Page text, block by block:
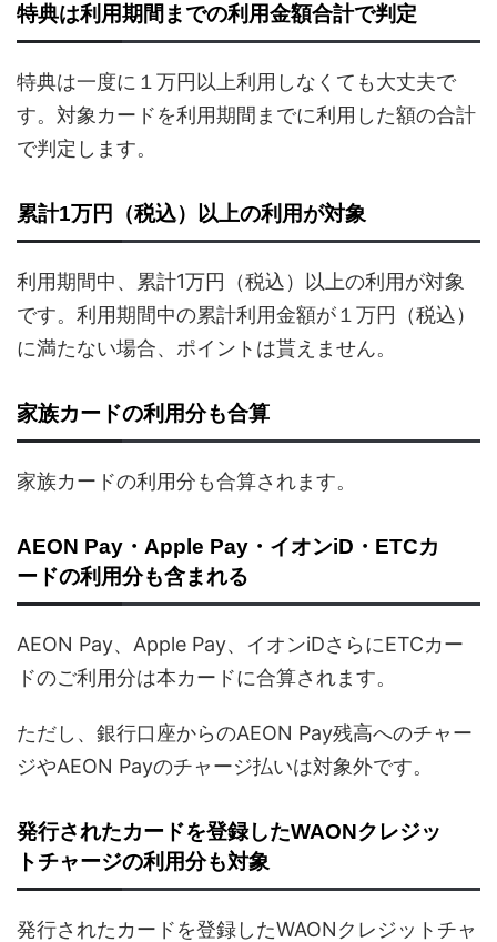
特典は利用期間までの利用金額合計で判定
特典は一度に１万円以上利用しなくても大丈夫で
す。対象カードを利用期間までに利用した額の合計
で判定します。
累計1万円（税込）以上の利用が対象
利用期間中、累計1万円（税込）以上の利用が対象
です。利用期間中の累計利用金額が１万円（税込）
に満たない場合、ポイントは貰えません。
家族カードの利用分も合算
家族カードの利用分も合算されます。
AEON Pay・Apple Pay・イオンiD・ETCカ
ードの利用分も含まれる
AEON Pay、Apple Pay、イオンiDさらにETCカー
ドのご利用分は本カードに合算されます。
ただし、銀行口座からのAEON Pay残高へのチャー
ジやAEON Payのチャージ払いは対象外です。
発行されたカードを登録したWAONクレジッ
トチャージの利用分も対象
発行されたカードを登録したWAONクレジットチャ